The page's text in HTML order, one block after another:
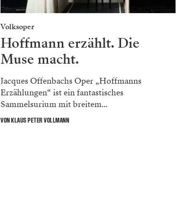
Volksoper
Hoffmann erzählt. Die
Muse macht.
Jacques Offenbachs Oper „Hoffmanns
Erzählungen“ ist ein fantastisches
Sammelsurium mit breitem...
VON KLAUS PETER VOLLMANN